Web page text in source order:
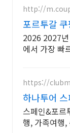
http://
포르투갈
로 안심
2026 2027
에서 가장 빠
https://
하나투어
하나투어
스페인&포르
행, 가족여행,